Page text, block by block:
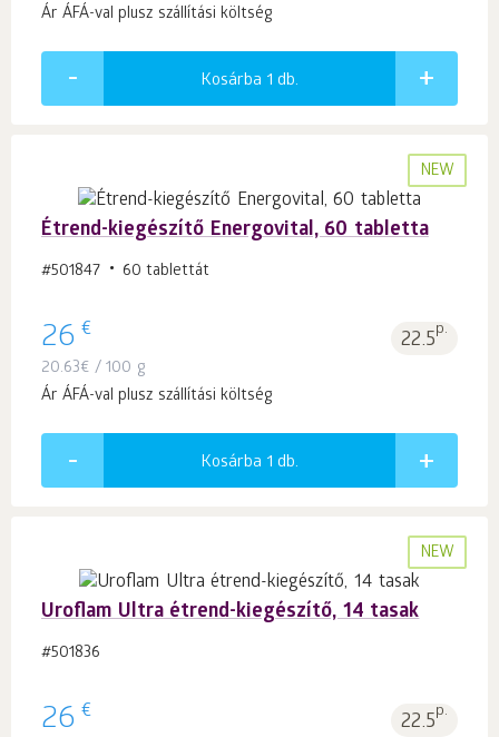
Ár ÁFÁ-val plusz szállítási költség
Kosárba 1 db.
NEW
Étrend-kiegészítő Energovital, 60 tabletta
#501847 60 tablettát
26 € 22.5p.
20.63€ / 100 g
Ár ÁFÁ-val plusz szállítási költség
Kosárba 1 db.
NEW
Uroflam Ultra étrend-kiegészítő, 14 tasak
#501836
26 € 22.5p.